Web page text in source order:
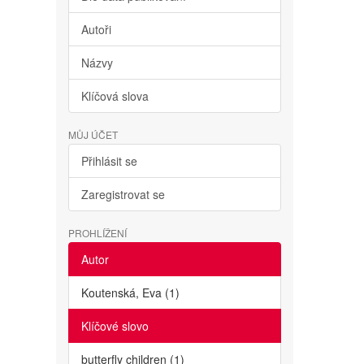
Autoři
Názvy
Klíčová slova
MŮJ ÚČET
Přihlásit se
Zaregistrovat se
PROHLÍŽENÍ
Autor
Koutenská, Eva (1)
Klíčové slovo
butterfly children (1)